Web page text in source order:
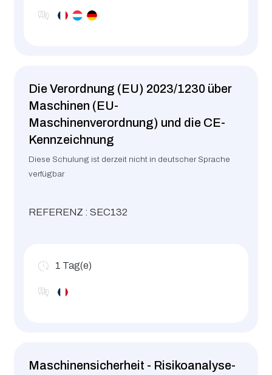
Die Verordnung (EU) 2023/1230 über
Maschinen (EU-
Maschinenverordnung) und die CE-
Kennzeichnung
Diese Schulung ist derzeit nicht in deutscher Sprache
verfügbar
REFERENZ : SEC132
1 Tag(e)
Maschinensicherheit - Risikoanalyse-